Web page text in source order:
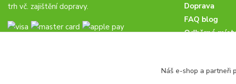
trh vč. zajištění dopravy.
Doprava
FAQ blog
Odběrná
Obchodní
Náš e-shop a partneři